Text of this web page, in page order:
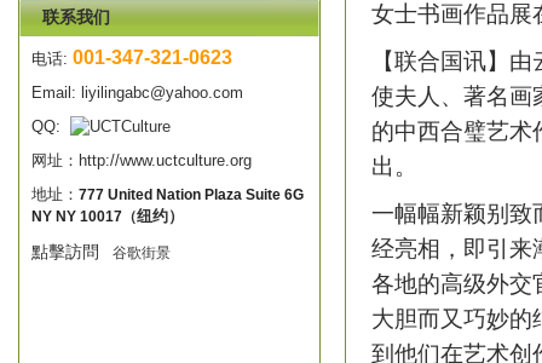
联系我们
电话: 001-347-321-0623
Email: liyilingabc@yahoo.com
QQ:
网址： http://www.uctculture.org
地址： 777 United Nation Plaza Suite 6G
NY NY 10017 （纽约）
點擊訪問 谷歌街景
女士书画作品展
【联合国讯】
使夫人、著名画
的中西合璧艺
出。
一幅幅新颖别致
经亮相，即引来
各地的高级外交
大胆而又巧妙的
到他们在艺术创